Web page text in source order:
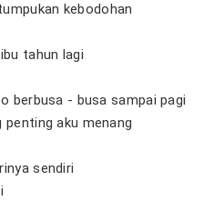
kebodohan
tahun lagi
berbusa - busa sampai pagi
penting aku menang
sendiri